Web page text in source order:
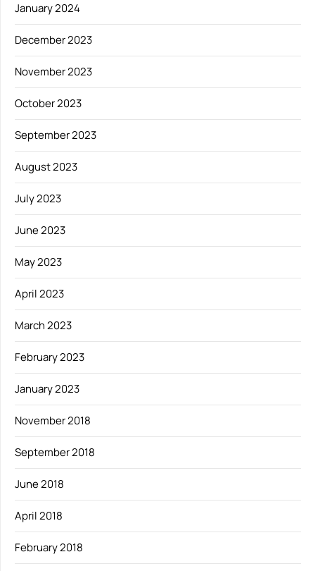
January 2024
December 2023
November 2023
October 2023
September 2023
August 2023
July 2023
June 2023
May 2023
April 2023
March 2023
February 2023
January 2023
November 2018
September 2018
June 2018
April 2018
February 2018